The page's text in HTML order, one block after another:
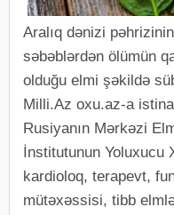
Aralıq dənizi
səbəblərdən ölümün
olduğu elmi şəkildə
Milli.Az oxu.az-a
Rusiyanın Mərkəzi
İnstitutunun Yoluxucu
kardioloq, terapevt,
mütəxəssisi, tibb